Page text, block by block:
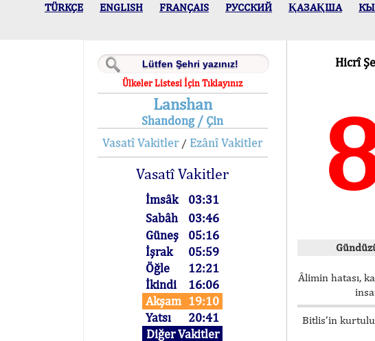
TÜRKÇE ENGLISH FRANÇAIS РУССКИЙ ҚАЗАҚША
Ülkeler Listesi İçin Tıklayınız
Lanshan
Shandong / Çin
Vasatî Vakitler/ Ezânî Vakitler
Vasatî Vakitler
İmsâk
03:31
Sabâh
03:46
Güneş
05:16
İşrak
05:59
Öğle
12:21
İkindi
16:06
Akşam 19:10
Yatsı
20:41
Diğer Vakitler
Hicrî
Âlimin hatası,
Bitlis’in